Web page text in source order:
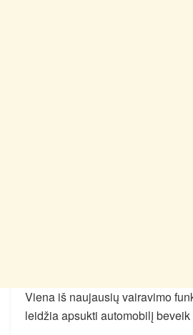
Viena iš naujausių vairavimo
leidžia apsukti automobilį beveik